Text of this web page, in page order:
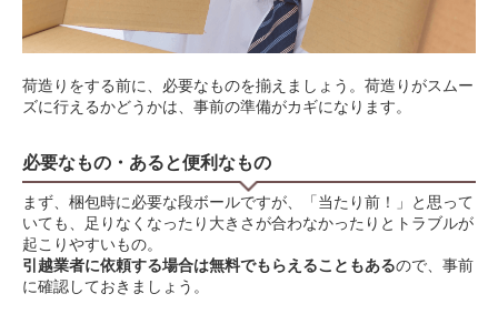
荷造りをする前に、必要なものを揃えましょう。荷造りがスムー
ズに行えるかどうかは、事前の準備がカギになります。
必要なもの・あると便利なもの
まず、梱包時に必要な段ボールですが、「当たり前！」と思って
いても、足りなくなったり大きさが合わなかったりとトラブルが
起こりやすいもの。
引越業者に依頼する場合は無料でもらえることもあるので、事前
に確認しておきましょう。